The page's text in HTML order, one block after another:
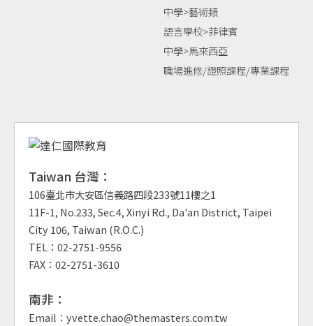
中學>藝術類
語言學校>菲律賓
中學>馬來西亞
職場進修/證照課程/專業課程
Taiwan 台灣：
106臺北市大安區信義路四段233號11樓之1
11F-1, No.233, Sec.4, Xinyi Rd., Da'an District, Taipei
City 106, Taiwan (R.O.C.)
TEL：02-2751-9556
FAX：02-2751-3610
南非：
Email：yvette.chao@themasters.com.tw